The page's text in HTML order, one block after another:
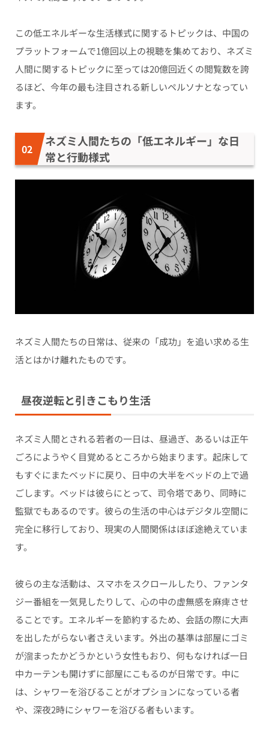
この低エネルギーな生活様式に関するトピックは、中国の
プラットフォームで1億回以上の視聴を集めており、ネズミ
人間に関するトピックに至っては20億回近くの閲覧数を誇
るほど、今年の最も注目される新しいペルソナとなってい
ます。
ネズミ人間たちの「低エネルギー」な日
常と行動様式
ネズミ人間たちの日常は、従来の「成功」を追い求める生
活とはかけ離れたものです。
昼夜逆転と引きこもり生活
ネズミ人間とされる若者の一日は、昼過ぎ、あるいは正午
ごろにようやく目覚めるところから始まります。起床して
もすぐにまたベッドに戻り、日中の大半をベッドの上で過
ごします。ベッドは彼らにとって、司令塔であり、同時に
監獄でもあるのです。彼らの生活の中心はデジタル空間に
完全に移行しており、現実の人間関係はほぼ途絶えていま
す。
彼らの主な活動は、スマホをスクロールしたり、ファンタ
ジー番組を一気見したりして、心の中の虚無感を麻痺させ
ることです。エネルギーを節約するため、会話の際に大声
を出したがらない者さえいます。外出の基準は部屋にゴミ
が溜まったかどうかという女性もおり、何もなければ一日
中カーテンも開けずに部屋にこもるのが日常です。中に
は、シャワーを浴びることがオプションになっている者
や、深夜2時にシャワーを浴びる者もいます。